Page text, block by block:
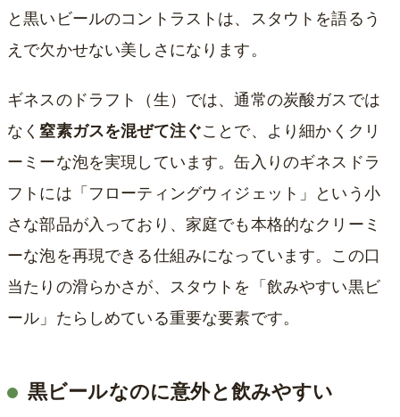
と黒いビールのコントラストは、スタウトを語るう
えで欠かせない美しさになります。
ギネスのドラフト（生）では、通常の炭酸ガスでは
なく 窒素ガスを混ぜて注ぐことで、より細かくクリ
ーミーな泡を実現しています。缶入りのギネスドラ
フトには「フローティングウィジェット」という小
さな部品が入っており、家庭でも本格的なクリーミ
ーな泡を再現できる仕組みになっています。この口
当たりの滑らかさが、スタウトを「飲みやすい黒ビ
ール」たらしめている重要な要素です。
黒ビールなのに意外と飲みやすい